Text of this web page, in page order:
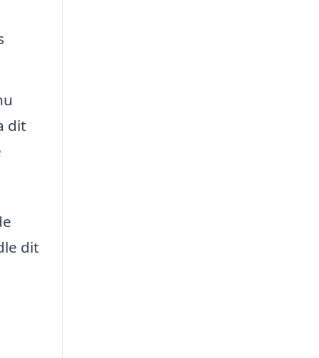
dit
dit